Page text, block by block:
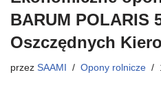
BARUM POLARIS
Oszczędnych
przez SAAMI Opony rolnicze